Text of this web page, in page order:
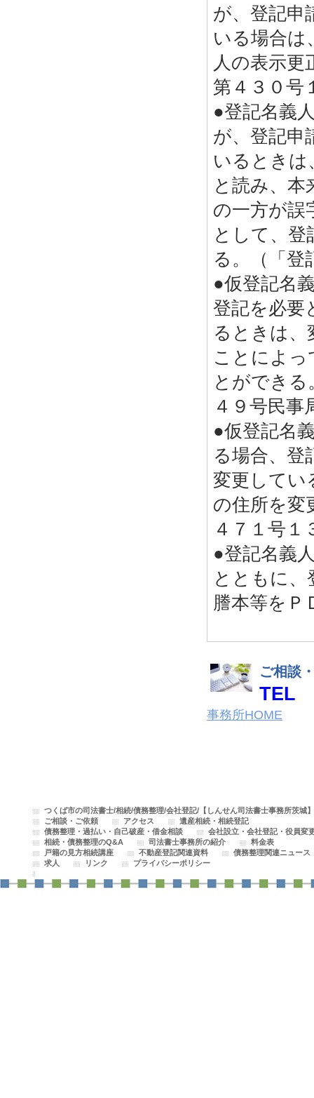
が、登記申
いる場合は
人の表示更
第４３０号
●登記名義
が、登記申
いるときは
と読み、本
の一方が誤
として、登
る。（「登
●仮登記名
登記を必要
るときは、
ことによっ
とができる
４９号民事
●仮登記名
る場合、登
変更してい
の住所を変
４７１号１
●登記名義
とともに、
謄本等をＰ
ご相談
TEL
事務所HOME
つくば市の司法書士/相続/債務整理/会社登記/【しんせん司法書士事務所茨城
ご相談・ご依頼
アクセス
遺産相続・相続登記
債務整理・過払い・自己破産・借金相談
会社設立・会社登記・役員変
相続・債務整理のQ&A
司法書士事務所の紹介
料金表
戸籍の見方相続講座
不動産登記関連資料
債務整理関連ニュース
求人
リンク プライバシーポリシー